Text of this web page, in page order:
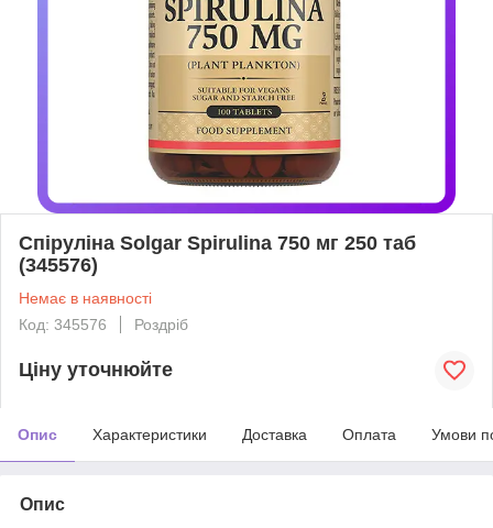
Спіруліна Solgar Spirulina 750 мг 250 таб
(345576)
Немає в наявності
Код: 345576
Роздріб
Ціну уточнюйте
Опис Характеристики Доставка Оплата Умови
Опис